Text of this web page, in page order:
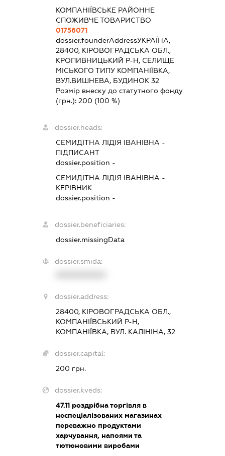
КОМПАНІЇВСЬКЕ РАЙОННЕ
СПОЖИВЧЕ ТОВАРИСТВО
01756071
dossier.founderAddressУКРАЇНА,
28400, КІРОВОГРАДСЬКА ОБЛ.,
КРОПИВНИЦЬКИЙ Р-Н, СЕЛИЩЕ
МІСЬКОГО ТИПУ КОМПАНІЇВКА,
ВУЛ.ВИШНЕВА, БУДИНОК 32
Розмір внеску до статутного фонду
(грн.):200 (100 %)
dossier.heads:
СЕМИДІТНА ЛІДІЯ ІВАНІВНА -
ПІДПИСАНТ
dossier.position -
СЕМИДІТНА ЛІДІЯ ІВАНІВНА -
КЕРІВНИК
dossier.position -
dossier.beneficiaries:
dossier.missingData
dossier.smida:
dossier.address:
28400, КІРОВОГРАДСЬКА ОБЛ.,
КОМПАНІЇВСЬКИЙ Р-Н,
КОМПАНІЇВКА, ВУЛ. КАЛІНІНА, 32
dossier.capital:
200 грн.
dossier.kveds:
47.11 роздрібна торгівля в
неспеціалізованих магазинах
переважно продуктами
харчування, напоями та
тютюновими виробами